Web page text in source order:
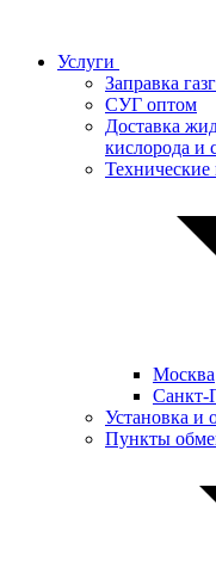
Услуги
Заправка
СУГ оптом
Доставка
кислорода и
Технические
Москва
Санкт-
Установка и
Пункты